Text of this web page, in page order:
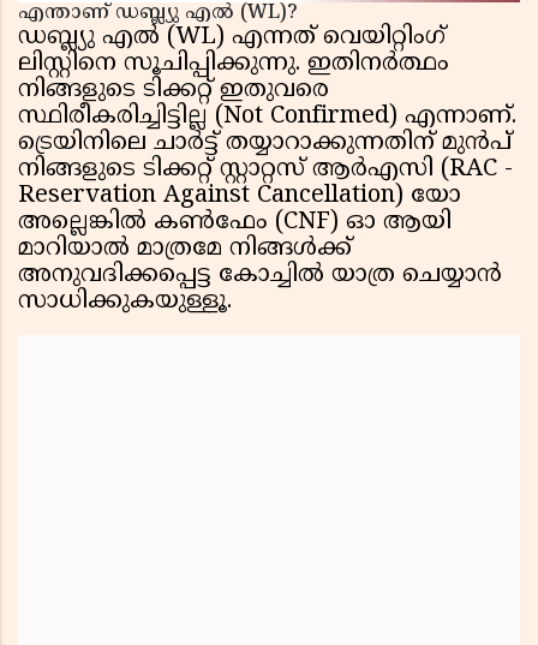
എന്താണ് ഡബ്ല്യു എൽ (WL)?
ഡബ്ല്യു എൽ (WL) എന്നത് വെയിറ്റിംഗ്
ലിസ്റ്റിനെ സൂചിപ്പിക്കുന്നു. ഇതിനർത്ഥം
നിങ്ങളുടെ ടിക്കറ്റ് ഇതുവരെ
സ്ഥിരീകരിച്ചിട്ടില്ല (Not Confirmed) എന്നാണ്.
ട്രെയിനിലെ ചാർട്ട് തയ്യാറാക്കുന്നതിന് മുൻപ്
നിങ്ങളുടെ ടിക്കറ്റ് സ്റ്റാറ്റസ് ആർഎസി (RAC -
Reservation Against Cancellation) യോ
അല്ലെങ്കിൽ കൺഫേം (CNF) ഓ ആയി
മാറിയാൽ മാത്രമേ നിങ്ങൾക്ക്
അനുവദിക്കപ്പെട്ട കോച്ചിൽ യാത്ര ചെയ്യാൻ
സാധിക്കുകയുള്ളൂ.